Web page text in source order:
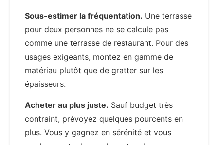
Sous-estimer la fréquentation. Une terrasse
pour deux personnes ne se calcule pas
comme une terrasse de restaurant. Pour des
usages exigeants, montez en gamme de
matériau plutôt que de gratter sur les
épaisseurs.
Acheter au plus juste. Sauf budget très
contraint, prévoyez quelques pourcents en
plus. Vous y gagnez en sérénité et vous